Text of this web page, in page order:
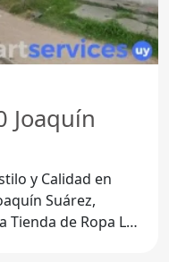
Joaquín
y Calidad en
Tienda de Ropa La